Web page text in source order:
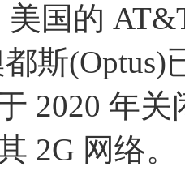
美国的
都斯
2020 年
2G 网络